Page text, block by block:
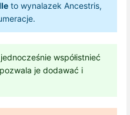
to wynalazek Ancestris,
współistnieć
je dodawać i